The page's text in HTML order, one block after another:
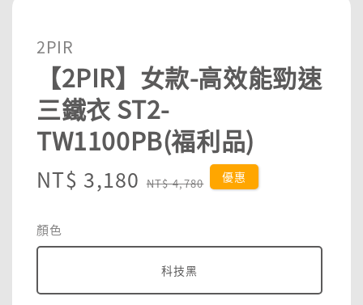
2PIR
【2PIR】女款-高效能勁速
三鐵衣 ST2-
TW1100PB(福利品)
Sale
NT$ 3,180 Regular
NT$ 4,780 優惠
顏色
科技黑